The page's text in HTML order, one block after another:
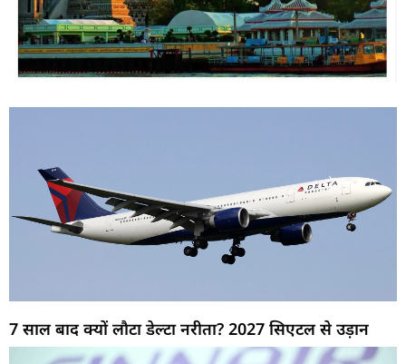
7 साल बाद क्यों लौटा डेल्टा नरीता? 2027 सिएटल से उड़ान